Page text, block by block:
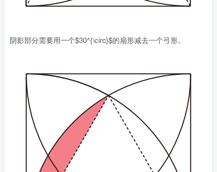
阴影部分需要用一个$30^{\circ}$的扇形减去一个弓形。